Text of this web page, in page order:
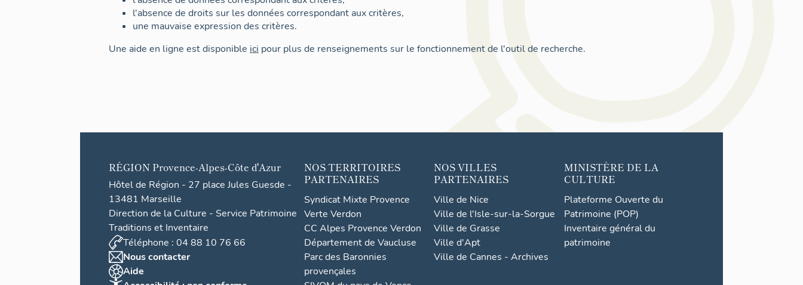
l'absence de droits sur les données correspondant aux critères,
une mauvaise expression des critères.
Une aide en ligne est disponible ici pour plus de renseignements sur le fonctionnement de l'outil de recherche.
RÉGION Provence-Alpes-Côte d'Azur
Hôtel de Région - 27 place Jules Guesde -
13481 Marseille
Direction de la Culture - Service Patrimoine
Traditions et Inventaire
Téléphone : 04 88 10 76 66
Nous contacter
Aide
NOS TERRITOIRES
PARTENAIRES
Syndicat Mixte Provence
Verte Verdon
CC Alpes Provence Verdon
Département de Vaucluse
Parc des Baronnies
provençales
NOS VILLES
PARTENAIRES
Ville de Nice
Ville de l'Isle-sur-la-Sorgue
Ville de Grasse
Ville d'Apt
Ville de Cannes - Archives
MINISTÈRE DE LA
CULTURE
Plateforme Ouverte du
Patrimoine (POP)
Inventaire général du
patrimoine